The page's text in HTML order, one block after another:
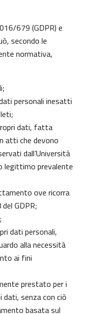
679 (GDPR) e
secondo le
normativa,
personali inesatti
dati, fatta
atti che devono
dall’Università
legittimo prevalente
ove ricorra
GDPR;
dati personali,
alla necessità
ai fini
prestato per i
senza con ciò
basata sul